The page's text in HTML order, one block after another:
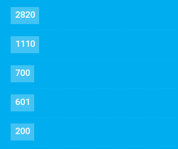
2820
1110
700
601
200